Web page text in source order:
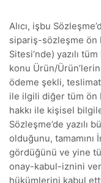
Alıcı, işbu
sipariş-sözleşme
Sitesi’nde) yazılı
konu Ürün/
ödeme şekli, teslimat
ile ilgili diğer tüm
hakkı ile kişisel
Sözleşme’de yazılı
olduğunu,
gördüğünü ve yine
onay-kabul-iznini
hükümlerini kabul